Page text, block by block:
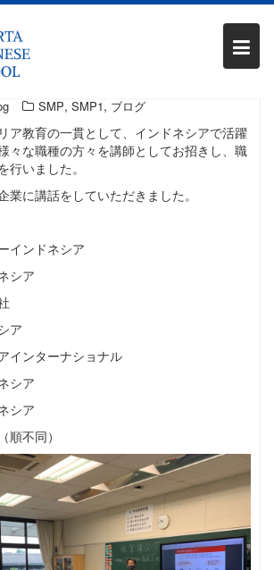
講話
SMP, SMP1, ブログ
ア教育の一貫として、インドネシアで活躍
々な職種の方々を講師としてお招きし、職
行いました。
業に講話をしていただきました。
インドネシア
シア
ア
インターナショナル
シア
シア
）